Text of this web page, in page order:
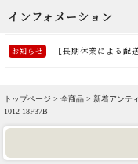
トップページ > 全商品 > 新着アンテ
1012-18F37B